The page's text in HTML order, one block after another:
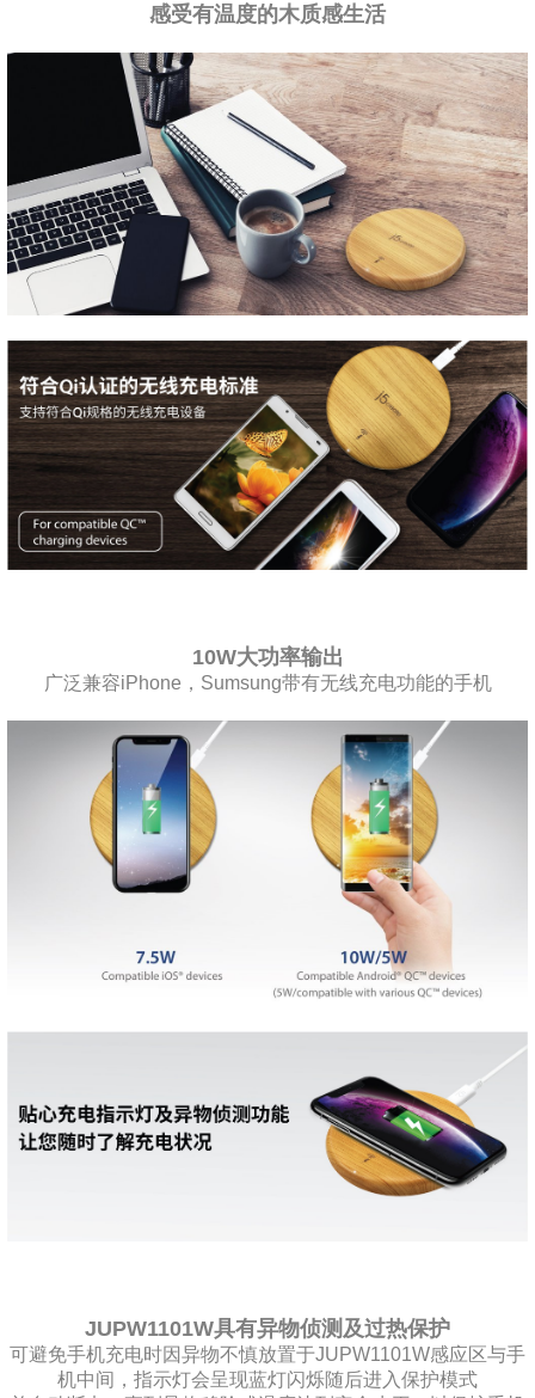
感受有温度的木质感生活
10W大功率输出
广泛兼容iPhone，Sumsung带有无线充电功能的手机
JUPW1101W具有异物侦测及过热保护
可避免手机充电时因异物不慎放置于JUPW1101W感应区与手
机中间，指示灯会呈现蓝灯闪烁随后进入保护模式